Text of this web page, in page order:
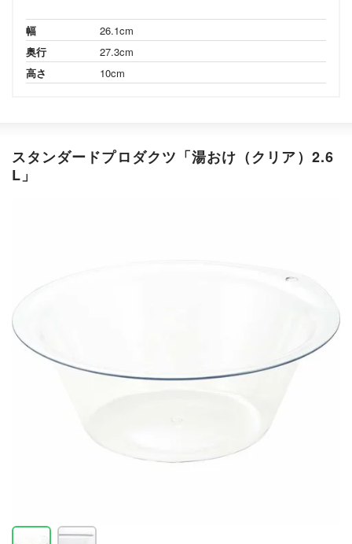
幅
26.1cm
奥行
27.3cm
高さ
10cm
スタンダードプロダクツ「湯おけ（クリア）2.6
L」